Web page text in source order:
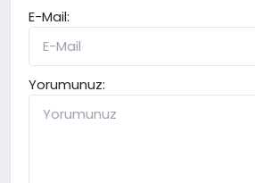
E-Mail:
Yorumunuz: